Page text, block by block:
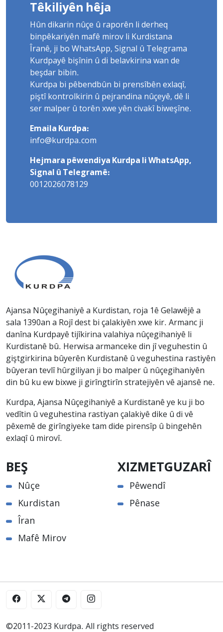
Têkiliyên hêja
Hûn dikarin nûçe û raporên li derheq
binpêkariyên mafê mirov li Kurdistana
Îranê, ji bo WhatsApp, Signal û Telegrama
Kurdpayê bişînin û di belavkirina wan de
beşdar bibin.
Kurdpa bi pêbendbûn bi prensîbên exlaqî,
piştî kontrolkirin û pejrandina nûçeyê, dê li
ser malper û torên xwe yên civakî biweşîne.
Emaila Kurdpa:
info@kurdpa.com
Hejmara pêwendiya Kurdpa li WhatsApp,
Signal û Telegramê:
0012026078129
Ajansa Nûçegihaniyê a Kurdistan, roja 1ê Gelawêjê a
sala 1390an a Rojî dest bi çalakiyên xwe kir. Armanc ji
danîna Kurdpayê tijîkirina valahiya nûçegihaniyê li
Kurdistanê bû. Herwisa armanceke din jî veguhestin û
giştgirkirina bûyerên Kurdistanê û veguhestina rastiyên
bûyeran tevlî hûrgiliyan ji bo malper û nûçegihaniyên
din bû ku ew bixwe ji girîngtirîn stratejiyên vê ajansê ne.
Kurdpa, Ajansa Nûçegihaniyê a Kurdistanê ye ku ji bo
vedîtin û veguhestina rastiyan çalakiyê dike û di vê
pêxemê de girîngiyeke tam dide pirensîp û bingehên
exlaqî û mirovî.
BEŞ
Nûçe
Kurdistan
Îran
Mafê Mirov
XIZMETGUZARÎ
Pêwendî
Pênase
©2011-2023 Kurdpa. All rights reserved